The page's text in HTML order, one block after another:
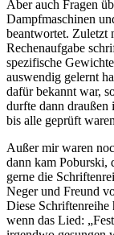
Aber auch Fragen
Dampfmaschinen
beantwortet. Zuletzt
Rechenaufgabe
spezifische
auswendig gelernt
dafür bekannt war,
durfte dann draußen
bis alle geprüft
Außer mir waren
dann kam Poburski,
gerne die
Neger und Freund
Diese Schriftenreihe
wenn das Lied: